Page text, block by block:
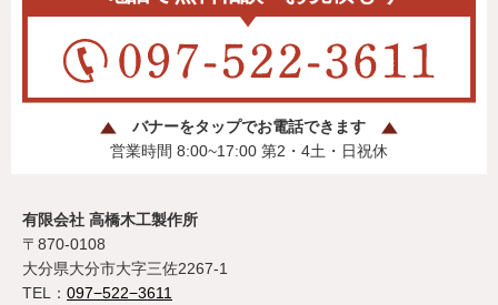
バナーをタップでお電話できます
営業時間 8:00~17:00 第2・4土・日祝休
有限会社 高橋木工製作所
〒870-0108
大分県大分市大字三佐2267-1
TEL： 097−522−3611